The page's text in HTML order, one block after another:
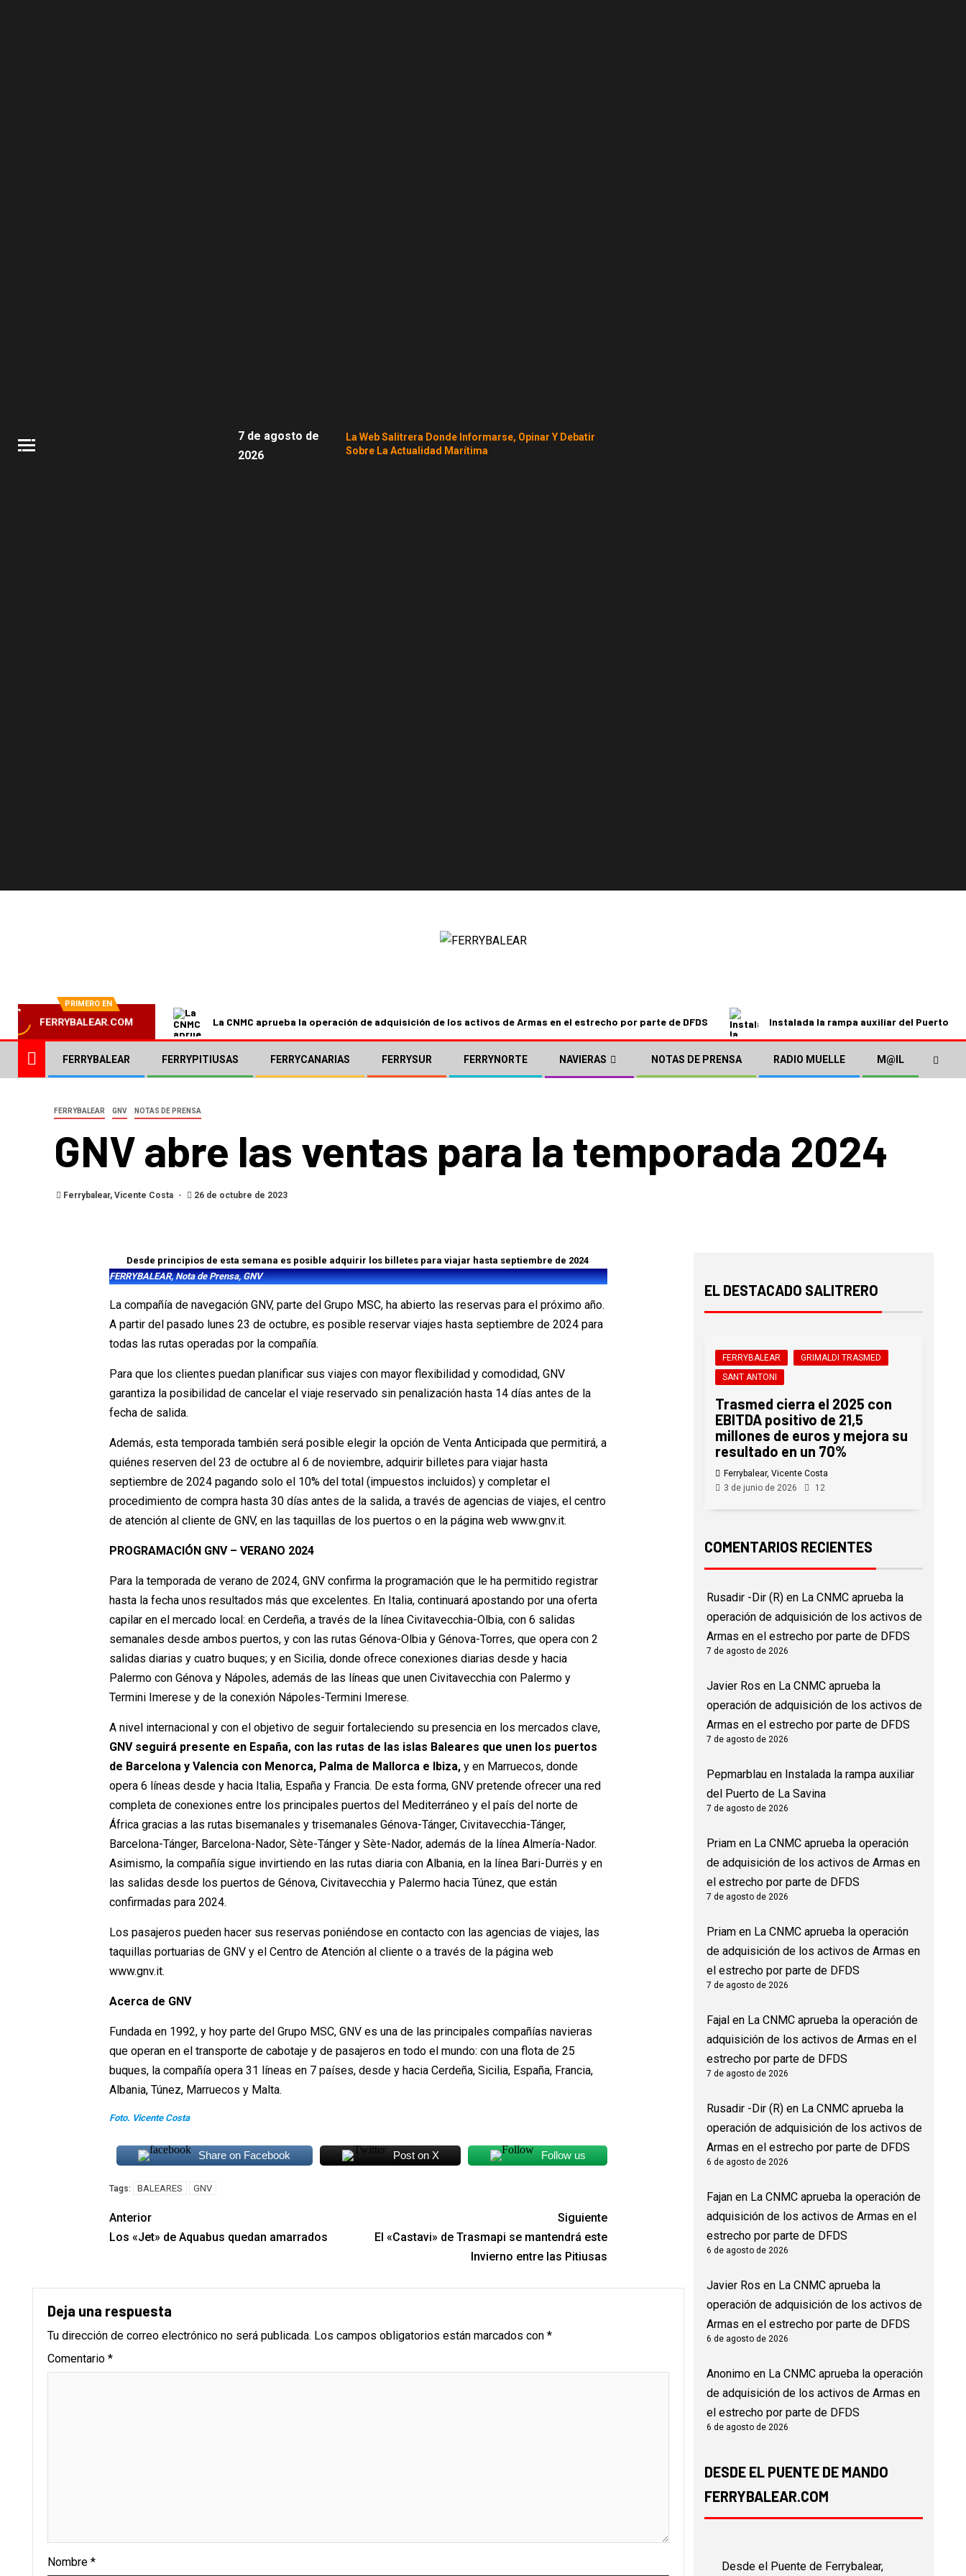
7 de agosto de
2026
La Web Salitrera Donde Informarse, Opinar Y Debatir
Sobre La Actualidad Marítima
PRIMERO EN
FERRYBALEAR.COM La CNMC aprueba la operación de adquisición de los activos de Armas en el estrecho por parte de DFDS Instalada la rampa auxiliar del Puerto de
FERRYBALEAR FERRYPITIUSAS FERRYCANARIAS FERRYSUR FERRYNORTE NAVIERAS NOTAS DE PRENSA RADIO MUELLE M@IL
FERRYBALEAR GNV NOTAS DE PRENSA
GNV abre las ventas para la temporada 2024
Ferrybalear, Vicente Costa 26 de octubre de 2023
Desde principios de esta semana es posible adquirir los billetes para viajar hasta septiembre de 2024
FERRYBALEAR, Nota de Prensa, GNV
La compañía de navegación GNV, parte del Grupo MSC, ha abierto las reservas para el próximo año.
A partir del pasado lunes 23 de octubre, es posible reservar viajes hasta septiembre de 2024 para
todas las rutas operadas por la compañía.
Para que los clientes puedan planificar sus viajes con mayor flexibilidad y comodidad, GNV
garantiza la posibilidad de cancelar el viaje reservado sin penalización hasta 14 días antes de la
fecha de salida.
Además, esta temporada también será posible elegir la opción de Venta Anticipada que permitirá, a
quiénes reserven del 23 de octubre al 6 de noviembre, adquirir billetes para viajar hasta
septiembre de 2024 pagando solo el 10% del total (impuestos incluidos) y completar el
procedimiento de compra hasta 30 días antes de la salida, a través de agencias de viajes, el centro
de atención al cliente de GNV, en las taquillas de los puertos o en la página web www.gnv.it.
PROGRAMACIÓN GNV – VERANO 2024
Para la temporada de verano de 2024, GNV confirma la programación que le ha permitido registrar
hasta la fecha unos resultados más que excelentes. En Italia, continuará apostando por una oferta
capilar en el mercado local: en Cerdeña, a través de la línea Civitavecchia-Olbia, con 6 salidas
semanales desde ambos puertos, y con las rutas Génova-Olbia y Génova-Torres, que opera con 2
salidas diarias y cuatro buques; y en Sicilia, donde ofrece conexiones diarias desde y hacia
Palermo con Génova y Nápoles, además de las líneas que unen Civitavecchia con Palermo y
Termini Imerese y de la conexión Nápoles-Termini Imerese.
A nivel internacional y con el objetivo de seguir fortaleciendo su presencia en los mercados clave,
GNV seguirá presente en España, con las rutas de las islas Baleares que unen los puertos
de Barcelona y Valencia con Menorca, Palma de Mallorca e Ibiza, y en Marruecos, donde
opera 6 líneas desde y hacia Italia, España y Francia. De esta forma, GNV pretende ofrecer una red
completa de conexiones entre los principales puertos del Mediterráneo y el país del norte de
África gracias a las rutas bisemanales y trisemanales Génova-Tánger, Civitavecchia-Tánger,
Barcelona-Tánger, Barcelona-Nador, Sète-Tánger y Sète-Nador, además de la línea Almería-Nador.
Asimismo, la compañía sigue invirtiendo en las rutas diaria con Albania, en la línea Bari-Durrës y en
las salidas desde los puertos de Génova, Civitavecchia y Palermo hacia Túnez, que están
confirmadas para 2024.
Los pasajeros pueden hacer sus reservas poniéndose en contacto con las agencias de viajes, las
taquillas portuarias de GNV y el Centro de Atención al cliente o a través de la página web
www.gnv.it.
Acerca de GNV
Fundada en 1992, y hoy parte del Grupo MSC, GNV es una de las principales compañías navieras
que operan en el transporte de cabotaje y de pasajeros en todo el mundo: con una flota de 25
buques, la compañía opera 31 líneas en 7 países, desde y hacia Cerdeña, Sicilia, España, Francia,
Albania, Túnez, Marruecos y Malta.
Foto. Vicente Costa
Share on Facebook Post on X Follow us
Tags: BALEARES GNV
Anterior
Los «Jet» de Aquabus quedan amarrados
Siguiente
El «Castavi» de Trasmapi se mantendrá este
Invierno entre las Pitiusas
Deja una respuesta
Tu dirección de correo electrónico no será publicada. Los campos obligatorios están marcados con *
Comentario *
Nombre *
EL DESTACADO SALITRERO
FERRYBALEAR
GRIMALDI TRASMED
SANT ANTONI
Trasmed cierra el 2025 con
EBITDA positivo de 21,5
millones de euros y mejora su
resultado en un 70%
Ferrybalear, Vicente Costa
3 de junio de 2026
12
COMENTARIOS RECIENTES
Rusadir -Dir (R)en La CNMC aprueba la
operación de adquisición de los activos de
Armas en el estrecho por parte de DFDS
7 de agosto de 2026
Javier Ros en La CNMC aprueba la
operación de adquisición de los activos de
Armas en el estrecho por parte de DFDS
7 de agosto de 2026
Pepmarblauen Instalada la rampa auxiliar
del Puerto de La Savina
7 de agosto de 2026
Priamen La CNMC aprueba la operación
de adquisición de los activos de Armas en
el estrecho por parte de DFDS
7 de agosto de 2026
Priamen La CNMC aprueba la operación
de adquisición de los activos de Armas en
el estrecho por parte de DFDS
7 de agosto de 2026
Fajalen La CNMC aprueba la operación de
adquisición de los activos de Armas en el
estrecho por parte de DFDS
7 de agosto de 2026
Rusadir -Dir (R)en La CNMC aprueba la
operación de adquisición de los activos de
Armas en el estrecho por parte de DFDS
6 de agosto de 2026
Fajanen La CNMC aprueba la operación de
adquisición de los activos de Armas en el
estrecho por parte de DFDS
6 de agosto de 2026
Javier Ros en La CNMC aprueba la
operación de adquisición de los activos de
Armas en el estrecho por parte de DFDS
6 de agosto de 2026
Anonimoen La CNMC aprueba la operación
de adquisición de los activos de Armas en
el estrecho por parte de DFDS
6 de agosto de 2026
DESDE EL PUENTE DE MANDO
FERRYBALEAR.COM
Desde el Puente de Ferrybalear,